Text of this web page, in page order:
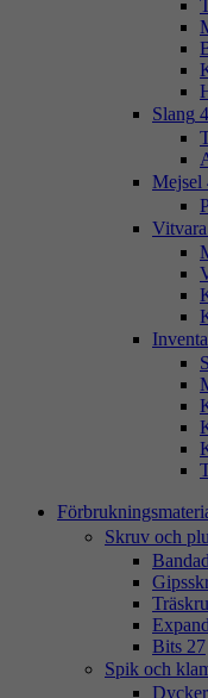
Slang 4
Mejsel
Vitvara
Skruv och
Bits 27
Spik och